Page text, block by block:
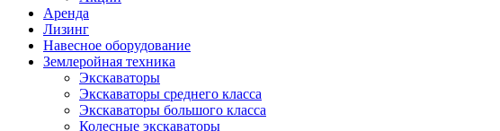
Аренда
Лизинг
Навесное оборудование
Землеройная техника
Экскаваторы
Экскаваторы среднего класса
Экскаваторы большого класса
Колесные экскаваторы